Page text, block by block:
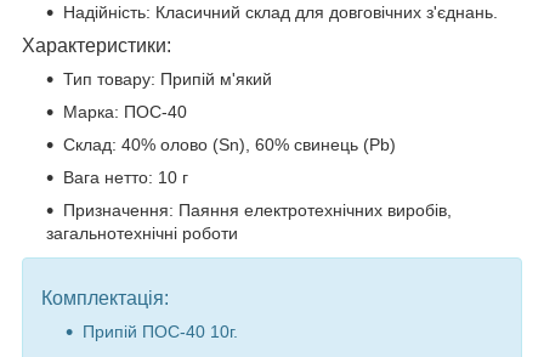
Надійність: Класичний склад для довговічних з'єднань.
Характеристики:
Тип товару: Припій м'який
Марка: ПОС-40
Склад: 40% олово (Sn), 60% свинець (Pb)
Вага нетто: 10 г
Призначення: Паяння електротехнічних виробів,
загальнотехнічні роботи
Комплектація:
Припій ПОС-40 10г.